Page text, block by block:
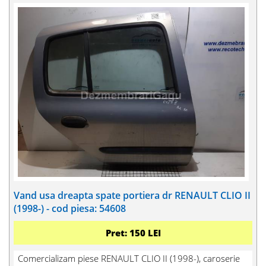
Vand usa dreapta spate portiera dr RENAULT CLIO II
(1998-) - cod piesa: 54608
Pret: 150 LEI
Comercializam piese RENAULT CLIO II (1998-), caroserie